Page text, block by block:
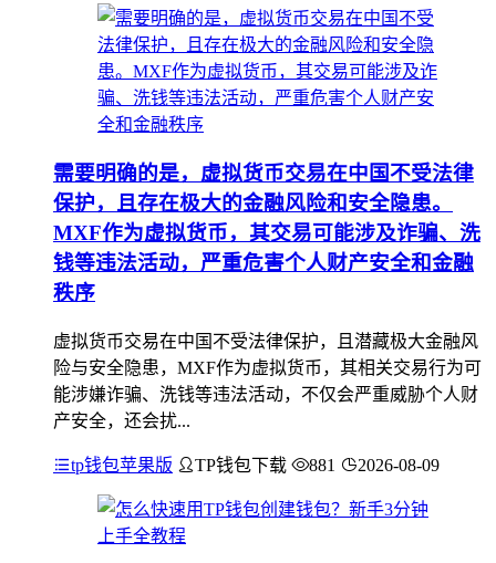
需要明确的是，虚拟货币交易在中国不受法律
保护，且存在极大的金融风险和安全隐患。
MXF作为虚拟货币，其交易可能涉及诈骗、洗
钱等违法活动，严重危害个人财产安全和金融
秩序
虚拟货币交易在中国不受法律保护，且潜藏极大金融风
险与安全隐患，MXF作为虚拟货币，其相关交易行为可
能涉嫌诈骗、洗钱等违法活动，不仅会严重威胁个人财
产安全，还会扰...
tp钱包苹果版 TP钱包下载 881 2026-08-09